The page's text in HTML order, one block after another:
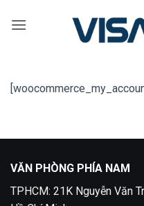
qua
VĂN PHÒNG PHÍA NAM
TPHCM: 21K Nguyễn Văn